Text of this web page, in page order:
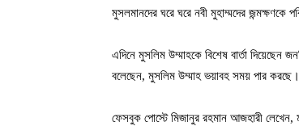
মুসলমানদের ঘরে ঘরে নবী মুহাম্মদের জন্মক্ষণকে
এদিনে মুসলিম উম্মাহকে বিশেষ বার্তা দিয়েছেন
বলেছেন, মুসলিম উম্মাহ ভয়াবহ সময় পার
ফেসবুক পোস্টে মিজানুর রহমান আজহারী লেখেন,